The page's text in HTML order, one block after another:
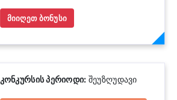
მიიღეთ ბონუსი
კონკურსის პერიოდი: შეუზღუდავი